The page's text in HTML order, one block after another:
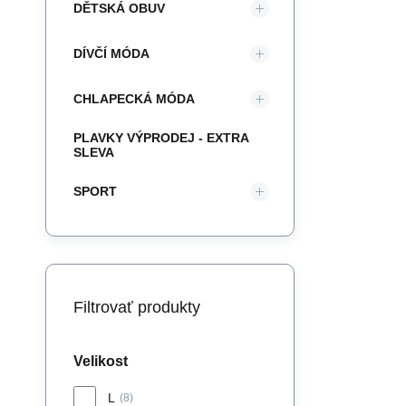
DĚTSKÁ OBUV
DÍVČÍ MÓDA
CHLAPECKÁ MÓDA
PLAVKY VÝPRODEJ - EXTRA
SLEVA
SPORT
Filtrovať produkty
Velikost
L (8)